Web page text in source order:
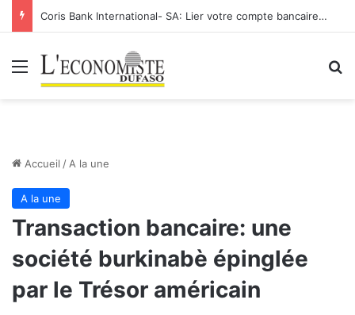
Coris Bank International- SA: Lier votre compte bancaire à votre Orange Money
Menu
Accueil / A la une
A la une
Transaction bancaire: une
société burkinabè épinglée
par le Trésor américain